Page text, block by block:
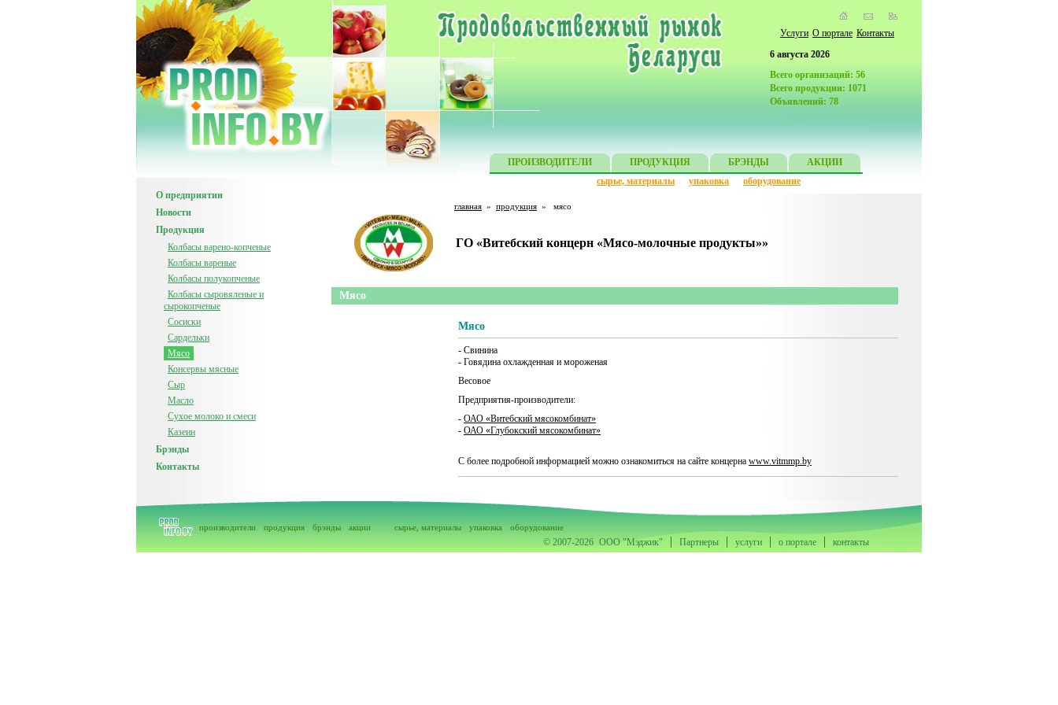
6 августа 2026
Всего организаций: 56
Всего продукции: 1071
Объявлений: 78
ПРОИЗВОДИТЕЛИ ПРОДУКЦИЯ БРЭНДЫ
АКЦИИ
сырье, материалы
упаковка оборудование
Услуги О портале Контакты
О предприятии
Новости
Продукция
Колбасы варено-копченые
Колбасы вареные
Колбасы полукопченые
Колбасы сыровяленые и
сырокопченые
Сосиски
Сардельки
Мясо
Консервы мясные
Сыр
Масло
Сухое молоко и смеси
Казеин
Брэнды
Контакты
главная » продукция » мясо
ГО «Витебский концерн «Мясо-молочные продукты»»
Мясо
Мясо
- Свинина
- Говядина охлажденная и мороженая
Весовое
Предприятия-производители:
- ОАО «Витебский мясокомбинат»
- ОАО «Глубокский мясокомбинат»
С более подробной информацией можно ознакомиться на сайте концерна www.vitmmp.by
производители продукция брэнды акции сырье, материалы упаковка оборудование
© 2007-2026 ООО "Мэджик" Партнеры услуги о портале контакты